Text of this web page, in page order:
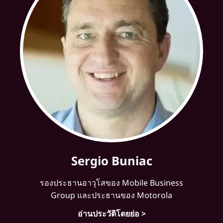
Sergio Buniac
รองประธานอาวุโสของ Mobile Business
Group และประธานของ Motorola
อ่านประวัติโดยย่อ >